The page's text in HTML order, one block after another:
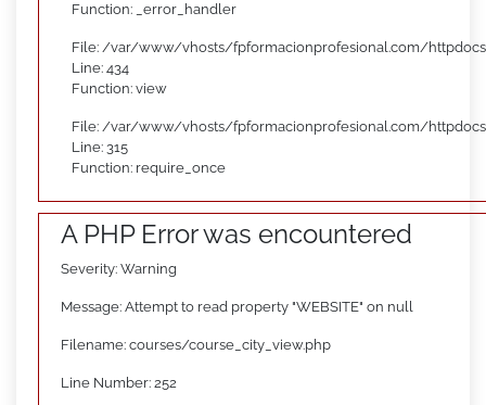
Function: _error_handler
File: /var/www/vhosts/fpformacionprofesional.com/
Line: 434
Function: view
File: /var/www/vhosts/fpformacionprofesional.com/
Line: 315
Function: require_once
A PHP Error was encountered
Severity: Warning
Message: Attempt to read property "WEBSITE" on null
Filename: courses/course_city_view.php
Line Number: 252